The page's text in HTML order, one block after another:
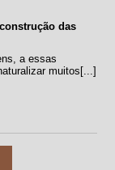
das
a essas
muitos[...]